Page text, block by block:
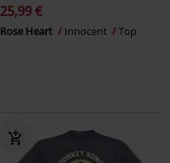
25,99 €
Rose Heart Innocent Top